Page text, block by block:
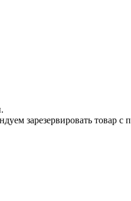
зарезервировать